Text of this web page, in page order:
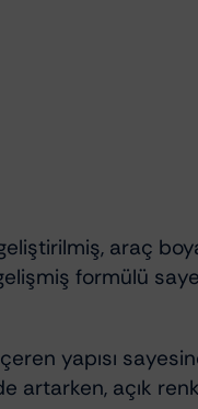
araç
formülü
yapısı
açık